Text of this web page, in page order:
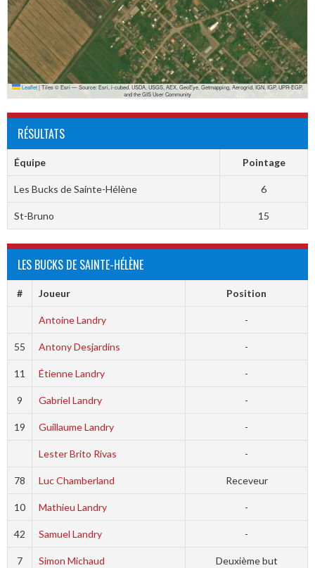
Leaflet|Tiles © Esri — Source: Esri, i-cubed, USDA, USGS, AEX, GeoEye, Getmapping, Aerogrid, IGN, IGP, UPR-EGP,
and the GIS User Community
RÉSULTATS
Équipe Pointage
Les Bucks de Sainte-Hélène 6
St-Bruno 15
LES BUCKS DE SAINTE-HÉLÈNE
# Joueur Position
Antoine Landry -
55 Antony Desjardins -
11 Étienne Landry -
9 Gabriel Landry -
19 Guillaume Landry -
Lester Brito Rivas -
78 Luc Chamberland Receveur
10 Mathieu Landry -
42 Samuel Landry -
7 Simon Michaud Deuxième but